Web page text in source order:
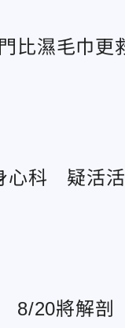
比濕毛巾更
心科 疑活
8/20將解剖